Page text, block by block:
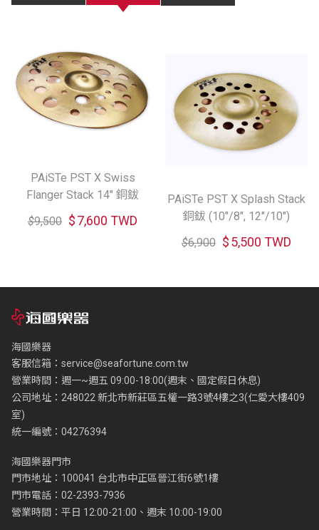
PAiSTe PST X Swiss
Flanger Stack 14" 銅鈸
$9,500 $7,600 TWD
PAiSTe PST X Splash Stack
銅鈸 (10"/8", 12"/10")
$6,900 $5,500 TWD
海國樂器
客服信箱： service@seafortune.com.tw
營業時間：週一~週五 09:00-18:00(週末、國定假日休息)
公司地址：248022 新北市新莊區五權一路3號4樓之3(仁愛大樓409
室)
統一編號：04276394
海國樂器門市
門市地址：100041 台北市中正區晉江街6號1樓
門市電話：02-2393-7936
營業時間：平日 12:00-21:00、週末 10:00-19:00